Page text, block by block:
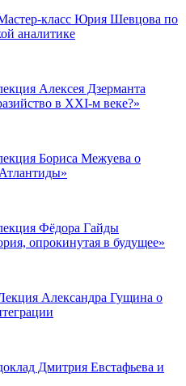
класс Юрия Шевцова по
аналитике
Алексея Дзерманта
в XXI-м веке?»
Бориса Межуева о
Фёдора Гайды
опрокинутая в будущее»
Александра Гущина о
Дмитрия Евстафьева и